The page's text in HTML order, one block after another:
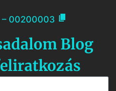
– 00200003 
Blog